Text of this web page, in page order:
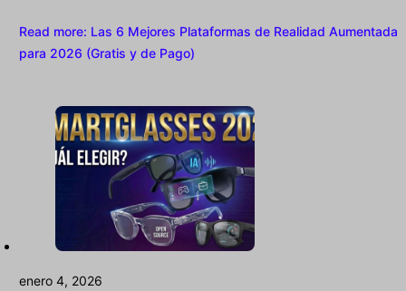
Read more: Las 6 Mejores Plataformas de Realidad Aumentada
para 2026 (Gratis y de Pago)
enero 4, 2026